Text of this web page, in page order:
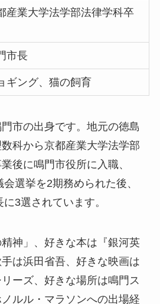
産業大学法学部法律学科卒
市長
ギング、猫の飼育
市の出身です。地元の徳島
科から京都産業大学法学部
後に鳴門市役所に入職、
選挙を2期務められた後、
3選されています。
神」、好きな本は『銀河英
は浜田省吾、好きな映画は
ーズ、好きな場所は鳴門ス
ルル・マラソンへの出場経